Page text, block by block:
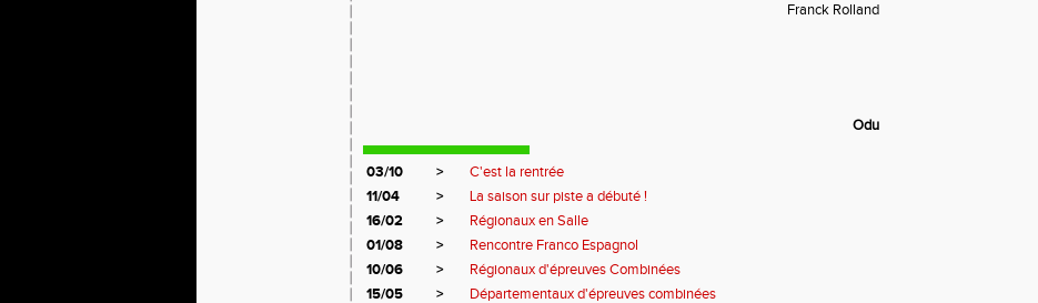
Franck Rolland
Odu
03/10 >
C'est la rentrée
11/04
>
La saison sur piste a débuté !
16/02
>
Régionaux en Salle
01/08
>
Rencontre Franco Espagnol
10/06
>
Régionaux d'épreuves Combinées
15/05
> Départementaux d'épreuves combinées